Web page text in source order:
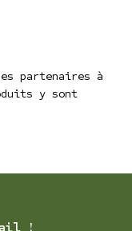
partenaires à
y sont
!